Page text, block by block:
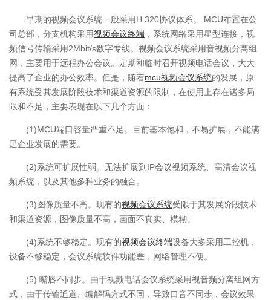
早期的视频会议系统一般采用H.320协议体系。 MCU布置在公
司总部，分支机构采用视频会议终端 ，系统网络采用星型连接，视
频信号传输采用2Mbit/s数字专线。视频会议系统采用音视频分离组
网，主要用于远程办公会议。定期和临时召开视频电话会议，大大
提高了企业的办公效率。但是，随着mcu视频会议系统的发展，原
有系统受其发展阶段技术和渠道资源的限制，在使用上存在诸多局
限和不足，主要表现在以下几个方面：
(1)MCU端口容量严重不足。目前基本饱和，不易扩展，不能满
足企业发展的需要。
(2)系统可扩展性弱。无法扩展到IP会议视频系统、高清会议视
频系统，以及其他多种业务的融合。
(3)图像质量不高。现有的视频会议系统受限于其发展阶段技术
和渠道资源，图像质量不高，画面不真实、模糊。
(4)系统不够稳定。现有的视频会议终端设备大多采用工控机，
设备不够稳定，会议系统软件功能差，网络管理不便。
(5) 嘴唇不同步。由于视频电话会议系统采用视音频分离组网方
式，由于传输通道、编解码方式不同，导致口音不同步，会议效果